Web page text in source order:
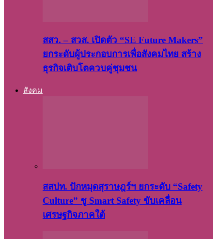
สสว. – สวส. เปิดตัว “SE Future Makers”
ยกระดับผู้ประกอบการเพื่อสังคมไทย สร้าง
ธุรกิจเติบโตควบคู่ชุมชน
สังคม
สสปท. ปักหมุดสุราษฎร์ฯ ยกระดับ “Safety
Culture” ชู Smart Safety ขับเคลื่อน
เศรษฐกิจภาคใต้